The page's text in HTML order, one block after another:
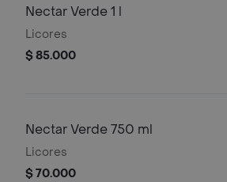
Nectar Verde 1 l
Licores
$ 85.000
Nectar Verde 750 ml
Licores
$ 70.000